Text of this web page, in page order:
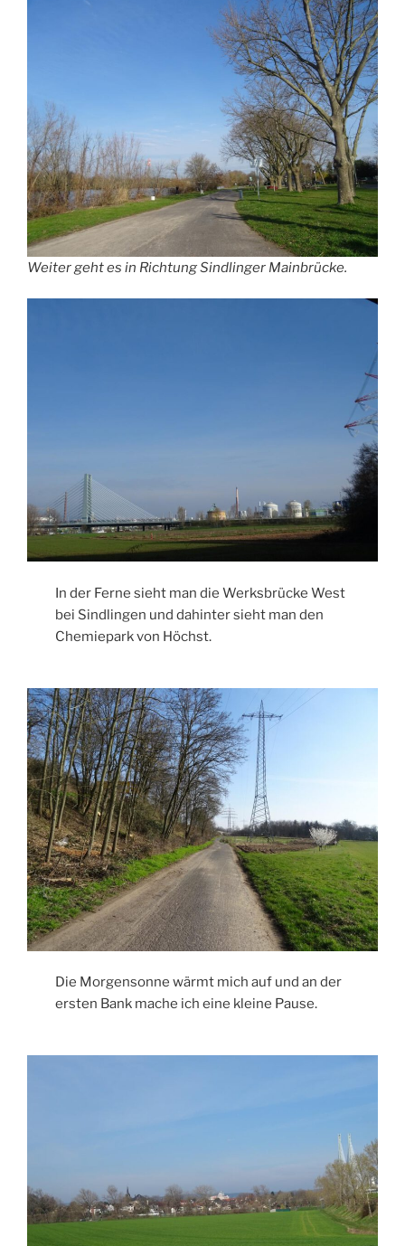
Weiter geht es in Richtung Sindlinger Mainbrücke.
In der Ferne sieht man die Werksbrücke West
bei Sindlingen und dahinter sieht man den
Chemiepark von Höchst.
Die Morgensonne wärmt mich auf und an der
ersten Bank mache ich eine kleine Pause.